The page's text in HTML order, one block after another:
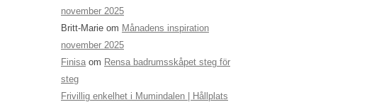
november 2025
Britt-Marie om Månadens inspiration
november 2025
Finisa om Rensa badrumsskåpet steg för
steg
Frivillig enkelhet i Mumindalen | Hållplats